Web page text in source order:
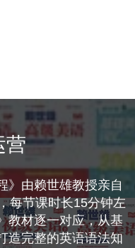
营
》由赖世雄教授亲自
每节课时长15分钟左
教材逐一对应，从基
造完整的英语语法知